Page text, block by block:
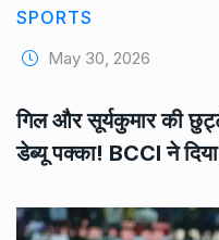
SPORTS
May 30, 2026
गिल और सूर्यकुमार की
डेब्यू पक्का! BCCI ने